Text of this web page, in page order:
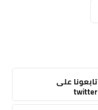
تابعونا على
twitter